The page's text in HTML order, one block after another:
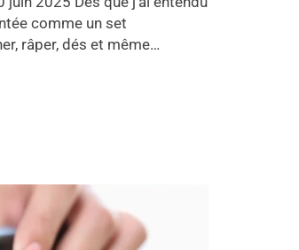
comme un set
râper, dés et même…